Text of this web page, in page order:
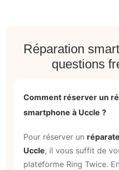
Réparation
questions
Comment réserver un
smartphone à Uccle ?
Pour réserver un
Uccle, il vous suffit de
plateforme Ring Twice.